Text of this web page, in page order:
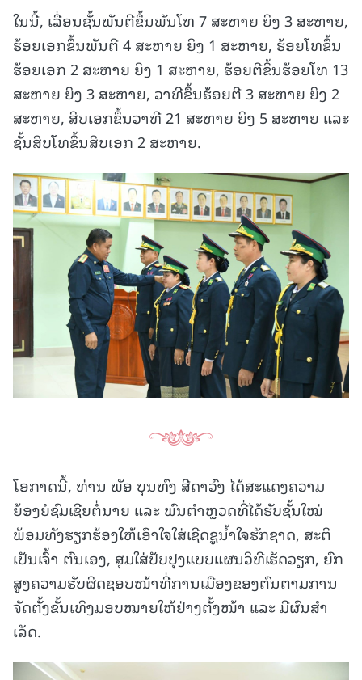
ໃນນີ້, ເລື່ອນຊັ້ນພັນຕີຂຶ້ນພັນໂທ 7 ສະຫາຍ ຍິງ 3 ສະຫາຍ,
ຮ້ອຍເອກຂຶ້ນພັນຕີ 4 ສະຫາຍ ຍິງ 1 ສະຫາຍ, ຮ້ອຍໂທຂຶ້ນ
ຮ້ອຍເອກ 2 ສະຫາຍ ຍິງ 1 ສະຫາຍ, ຮ້ອຍຕີຂຶ້ນຮ້ອຍໂທ 13
ສະຫາຍ ຍິງ 3 ສະຫາຍ, ວາທີຂຶ້ນຮ້ອຍຕີ 3 ສະຫາຍ ຍິງ 2
ສະຫາຍ, ສິບເອກຂຶ້ນວາທີ 21 ສະຫາຍ ຍິງ 5 ສະຫາຍ ແລະ
ຊັ້ນສິບໂທຂຶ້ນສິບເອກ 2 ສະຫາຍ.
ໂອກາດນີ້, ທ່ານ ພັອ ບຸນທົງ ສີດາວົງ ໄດ້ສະແດງຄວາມ
ຍ້ອງຍໍຊົມເຊີຍຕໍ່ນາຍ ແລະ ພົນຕໍາຫຼວດທີ່ໄດ້ຮັບຊັ້ນໃໝ່
ພ້ອມທັງຮຽກຮ້ອງໃຫ້ເອົາໃຈໃສ່ເຊີດຊູນໍ້າໃຈຮັກຊາດ, ສະຕິ
ເປັນເຈົ້າ ຕົນເອງ, ສຸມໃສ່ປັບປຸງແບບແຜນວິທີເຮັດວຽກ, ຍົກ
ສູງຄວາມຮັບຜິດຊອບໜ້າທີ່ການເມືອງຂອງຕົນຕາມການ
ຈັດຕັ້ງຂັ້ນເທິງມອບໝາຍໃຫ້ຢ່າງຕັ້ງໜ້າ ແລະ ມີຜົນສໍາ
ເລັດ.